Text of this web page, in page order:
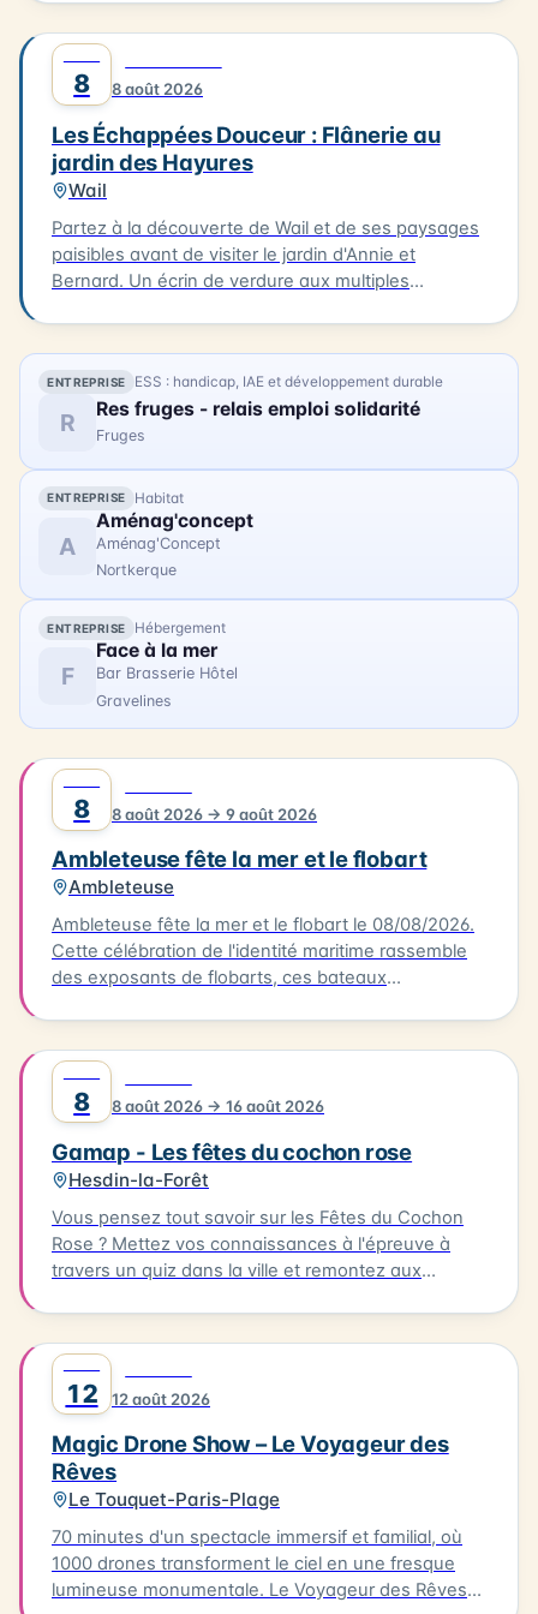
admirez ses œuvres. Après une matinée de
création, profitez d'un déjeuner délicieux à Oye-
Plage, à La Table d'Olivier, avec un plat du jour et un
dessert pour 30€ par personne (réservation
indispensable sur www.c-ici.com). Les vélos à
assistance électrique seront mis à votre disposition
(dans la limite des disponibilités). La balade se
terminera vers 16h30. N'hésitez pas à vous inscrire
pour cette expérience artistique unique !
8 8 août 2026
Les Échappées Douceur : Flânerie au
jardin des Hayures
Wail
Partez à la découverte de Wail et de ses paysages
paisibles avant de visiter le jardin d'Annie et
Bernard. Un écrin de verdure aux multiples
Wail (2 rue de la Mairie). Tarifs : 11 € / gratuit enfants
- 10 ans.
ENTREPRISE ESS : handicap, IAE et développement durable
R Res fruges - relais emploi solidarité
Fruges
ENTREPRISE Habitat
A
Aménag'concept
Aménag'Concept
Nortkerque
ENTREPRISE Hébergement
F
Face à la mer
Bar Brasserie Hôtel
Gravelines
8 8 août 2026 → 9 août 2026
Ambleteuse fête la mer et le flobart
Ambleteuse
Ambleteuse fête la mer et le flobart le 08/08/2026.
Cette célébration de l'identité maritime rassemble
des exposants de flobarts, ces bateaux
publics. Vous pourrez également déguster des plats
à base de produits de la mer, préparés par des
restaurateurs locaux. L'événement se déroule à
8 8 août 2026 → 16 août 2026
Gamap - Les fêtes du cochon rose
Hesdin-la-Forêt
Vous pensez tout savoir sur les Fêtes du Cochon
Rose ? Mettez vos connaissances à l'épreuve à
travers un quiz dans la ville et remontez aux
Tourisme. Il vous faudra parcourir environ 2km en 1
heure pour découvrir les secrets de cette fête
emblématique. Départ de l'Office de Tourisme, prêt
12 12 août 2026
Magic Drone Show – Le Voyageur des
Rêves
Le Touquet-Paris-Plage
70 minutes d'un spectacle immersif et familial, où
1000 drones transforment le ciel en une fresque
lumineuse monumentale. Le Voyageur des Rêves